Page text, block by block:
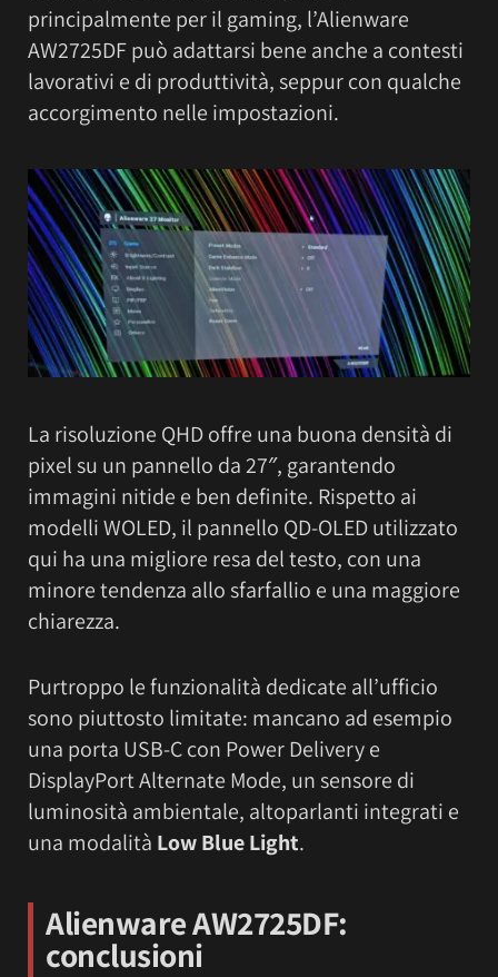
principalmente per il gaming, l’Alienware
AW2725DF può adattarsi bene anche a contesti
lavorativi e di produttività, seppur con qualche
accorgimento nelle impostazioni.
La risoluzione QHD offre una buona densità di
pixel su un pannello da 27″, garantendo
immagini nitide e ben definite. Rispetto ai
modelli WOLED, il pannello QD-OLED utilizzato
qui ha una migliore resa del testo, con una
minore tendenza allo sfarfallio e una maggiore
chiarezza.
Purtroppo le funzionalità dedicate all’ufficio
sono piuttosto limitate: mancano ad esempio
una porta USB-C con Power Delivery e
DisplayPort Alternate Mode, un sensore di
luminosità ambientale, altoparlanti integrati e
una modalità Low Blue Light.
Alienware AW2725DF:
conclusioni